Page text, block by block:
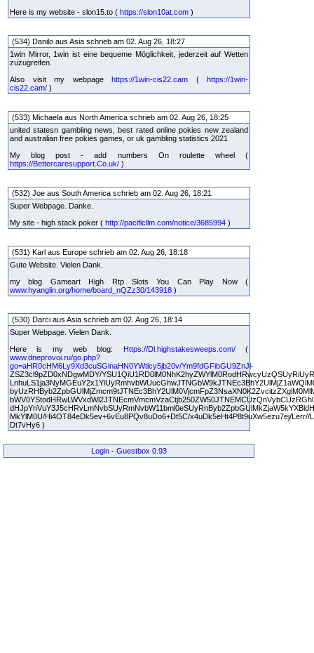
Here is my website - slon15.to ( https://slon10at.com )
(534) Danilo aus Asia schrieb am 02. Aug 26, 18:27
1win Mirror, 1win ist eine bequeme Möglichkeit, jederzeit auf Wetten
zuzugreifen.
Also visit my webpage https://1win-cis22.cam ( https://1win-
cis22.cam/ )
(533) Michaela aus North America schrieb am 02. Aug 26, 18:25
united statesn gambling news, best rated online pokies new zealand
and australian free pokies games, or uk gambling statistics 2021
My blog post - add numbers On roulette wheel (
https://Bettercaresupport.Co.uk/ )
(532) Joe aus South America schrieb am 02. Aug 26, 18:21
Super Webpage. Danke.
My site - high stack poker ( http://pacificllm.com/notice/3685994 )
(531) Karl aus Europe schrieb am 02. Aug 26, 18:18
Gute Website. Vielen Dank.
my blog Gameart High Rtp Slots You Can Play Now (
www.hyanglin.org/home/board_nQZz30/143918 )
(530) Darci aus Asia schrieb am 02. Aug 26, 18:14
Super Webpage. Vielen Dank.
Here is my web blog:
Https://Dl.highstakesweeps.com/(
www.dneprovoi.ru/go.php?
go=aHR0cHM6Ly9Xd3cuSGlnaHN0YWtlcy5jb20v/Ym9fdGFibGU9ZnJl-
ZSZ3cl9pZD0xNDgwMDY/
MkYlM0U/Hi4OT84eDk5ev+6vEu8PQv8uDo6+Dt5C/x4uDk5eHt4P8t9uXw5ezu7ej/Lerr//
Dt7vHy6 )
Login - Guestbox 0.93